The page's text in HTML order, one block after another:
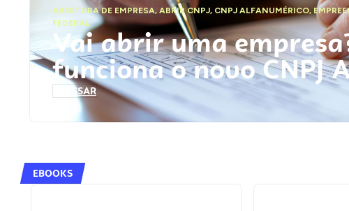
ABERTURA DE EMPRESA,ABRIR CNPJ, CNPJ ALFANUMÉRICO,
FEDERAL
Vai abrir uma
funciona o novo CNPJ
ACESSAR
EBOOKS